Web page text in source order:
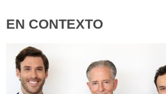
EN CONTEXTO